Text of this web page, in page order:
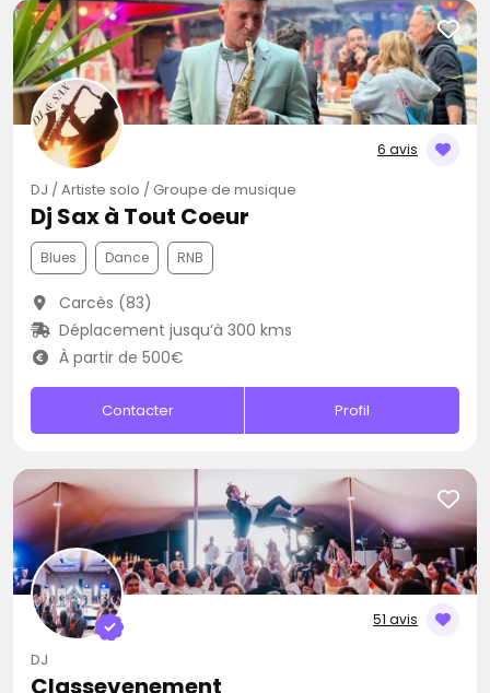
6 avis
DJ / Artiste solo / Groupe de musique
Dj Sax à Tout Coeur
Blues Dance RNB
Carcès (83)
Déplacement jusqu’à 300 kms
À partir de 500€
Contacter Profil
51 avis
DJ
Classevenement